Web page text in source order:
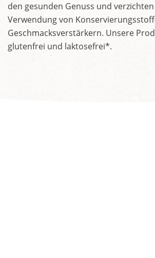
den gesunden Genuss und
Verwendung von
Geschmacksverstärkern. Unsere
glutenfrei und laktosefrei*.